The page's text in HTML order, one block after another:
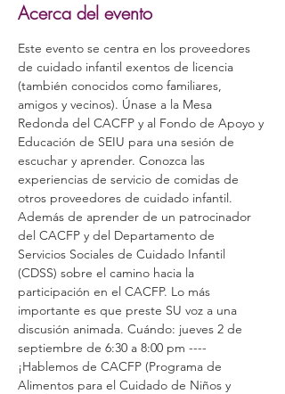
Acerca del evento
Este evento se centra en los proveedores
de cuidado infantil exentos de licencia
(también conocidos como familiares,
amigos y vecinos). Únase a la Mesa
Redonda del CACFP y al Fondo de Apoyo y
Educación de SEIU para una sesión de
escuchar y aprender. Conozca las
experiencias de servicio de comidas de
otros proveedores de cuidado infantil.
Además de aprender de un patrocinador
del CACFP y del Departamento de
Servicios Sociales de Cuidado Infantil
(CDSS) sobre el camino hacia la
participación en el CACFP. Lo más
importante es que preste SU voz a una
discusión animada. Cuándo: jueves 2 de
septiembre de 6:30 a 8:00 pm ----
¡Hablemos de CACFP (Programa de
Alimentos para el Cuidado de Niños y